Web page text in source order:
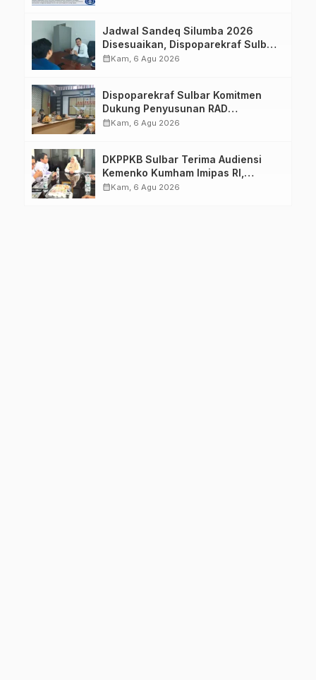
Jadwal Sandeq Silumba 2026
Disesuaikan, Dispoparekraf Sulbar
Pastikan Persiapan Tetap
calendar_monthKam, 6 Agu 2026
Dispoparekraf Sulbar Komitmen
Dukung Penyusunan RAD
TPB/SDGs Sulawesi Barat
calendar_monthKam, 6 Agu 2026
DKPPKB Sulbar Terima Audiensi
Kemenko Kumham Imipas RI,
Perkuat Pelayanan Kesehatan bagi
calendar_monthKam, 6 Agu 2026